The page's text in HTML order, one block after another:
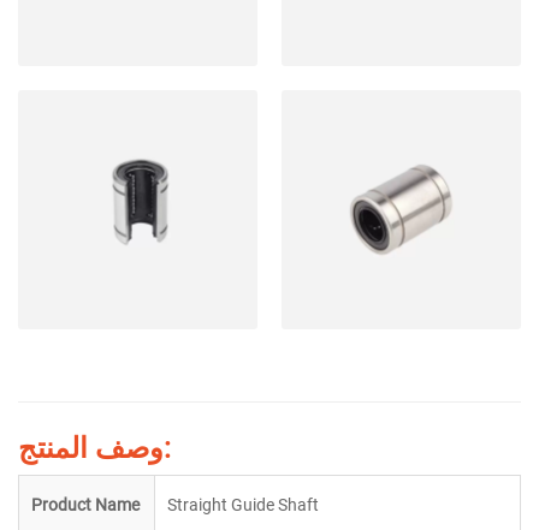
وصف المنتج:
Product Name Straight Guide Shaft